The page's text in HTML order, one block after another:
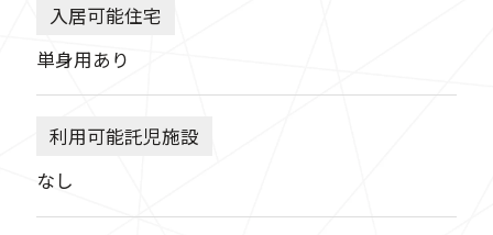
入居可能住宅
単身用あり
利用可能託児施設
なし